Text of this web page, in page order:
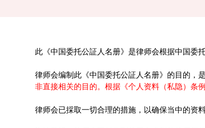
此《中国委托公証人名册》是律师会根据中国委
律师会编制此《中国委托公証人名册》的目的，
非直接相关的目的。根据《个人资料（私隐）条
律师会已採取一切合理的措施，以确保当中的资